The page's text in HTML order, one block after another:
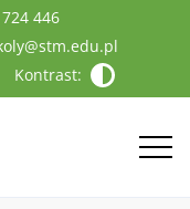
446
Kontrast: